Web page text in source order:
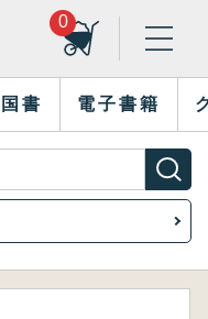
0
書 電子書籍